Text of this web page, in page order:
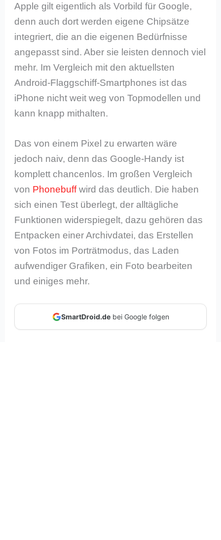
Apple gilt eigentlich als Vorbild für Google,
denn auch dort werden eigene Chipsätze
integriert, die an die eigenen Bedürfnisse
angepasst sind. Aber sie leisten dennoch viel
mehr. Im Vergleich mit den aktuellsten
Android-Flaggschiff-Smartphones ist das
iPhone nicht weit weg von Topmodellen und
kann knapp mithalten.
Das von einem Pixel zu erwarten wäre
jedoch naiv, denn das Google-Handy ist
komplett chancenlos. Im großen Vergleich
von Phonebuffwird das deutlich. Die haben
sich einen Test überlegt, der alltägliche
Funktionen widerspiegelt, dazu gehören das
Entpacken einer Archivdatei, das Erstellen
von Fotos im Porträtmodus, das Laden
aufwendiger Grafiken, ein Foto bearbeiten
und einiges mehr.
SmartDroid.debei Google folgen